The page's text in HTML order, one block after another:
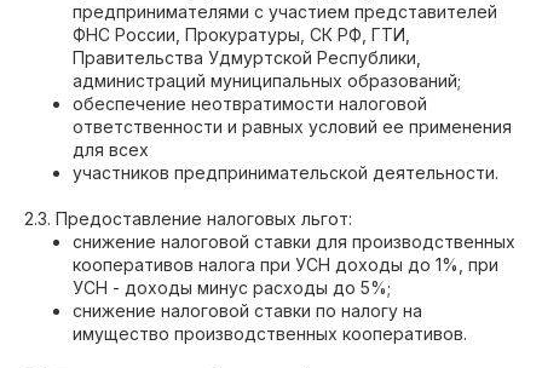
предпринимателями с участием представителей
ФНС России, Прокуратуры, СК РФ, ГТИ,
Правительства Удмуртской Республики,
администраций муниципальных образований;
обеспечение неотвратимости налоговой
ответственности и равных условий ее применения
для всех
участников предпринимательской деятельности.
2.3. Предоставление налоговых льгот:
снижение налоговой ставки для производственных
кооперативов налога при УСН доходы до 1%, при
УСН - доходы минус расходы до 5%;
снижение налоговой ставки по налогу на
имущество производственных кооперативов.